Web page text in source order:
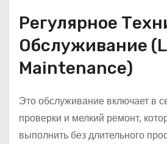
Регулярное
Обслуживание
Maintenance)
Это обслуживание включает в
проверки и мелкий ремонт,
выполнить без длительного